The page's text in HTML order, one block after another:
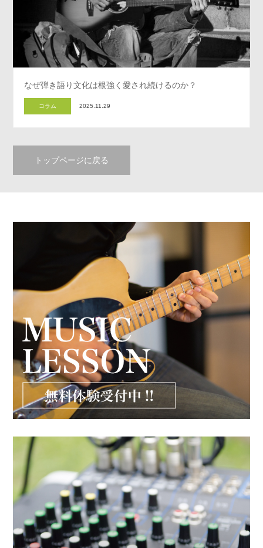
なぜ弾き語り文化は根強く愛され続けるのか？
コラム 2025.11.29
トップページに戻る